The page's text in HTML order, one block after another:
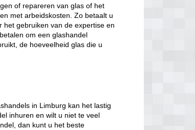
of repareren van glas of het
met arbeidskosten. Zo betaalt u
het gebruiken van de expertise en
om een glashandel
de hoeveelheid glas die u
in Limburg kan het lastig
inhuren en wilt u niet te veel
dan kunt u het beste